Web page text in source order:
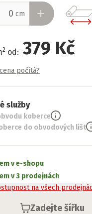
cm
2 od: 379 Kč
počítá?
služby
koberce
do obvodových lišt
Zadejte šířku
v e-shopu
v 3 prodejnách
na všech